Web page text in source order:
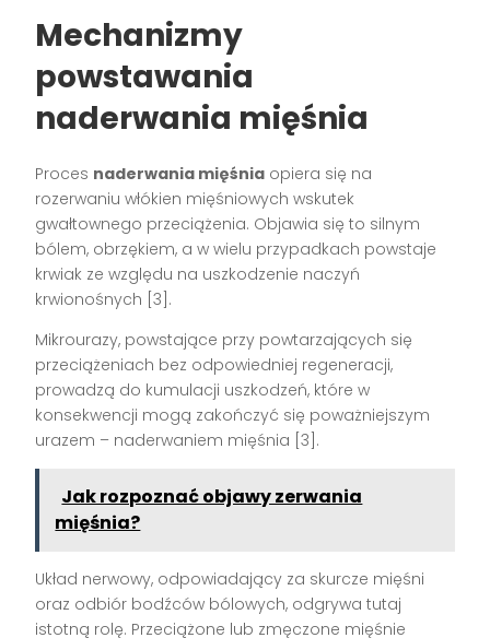
Mechanizmy
powstawania
naderwania mięśnia
Proces naderwania mięśnia opiera się na
rozerwaniu włókien mięśniowych wskutek
gwałtownego przeciążenia. Objawia się to silnym
bólem, obrzękiem, a w wielu przypadkach powstaje
krwiak ze względu na uszkodzenie naczyń
krwionośnych [3] .
Mikrourazy, powstające przy powtarzających się
przeciążeniach bez odpowiedniej regeneracji,
prowadzą do kumulacji uszkodzeń, które w
konsekwencji mogą zakończyć się poważniejszym
urazem – naderwaniem mięśnia [3] .
Jak rozpoznać objawy zerwania
mięśnia?
Układ nerwowy, odpowiadający za skurcze mięśni
oraz odbiór bodźców bólowych, odgrywa tutaj
istotną rolę. Przeciążone lub zmęczone mięśnie